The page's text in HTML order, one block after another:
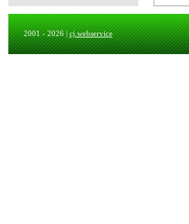
2001 - 2026 |cj.webservice